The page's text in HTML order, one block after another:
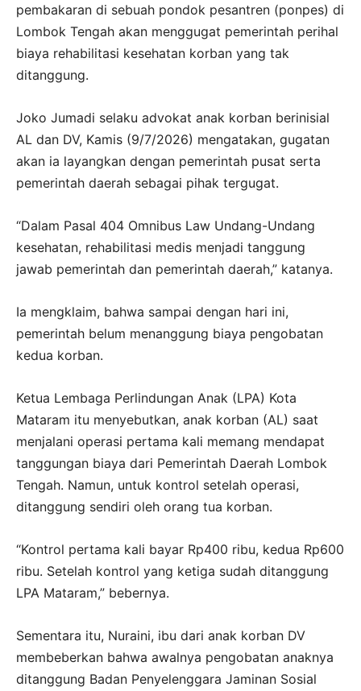
pembakaran di sebuah pondok pesantren (ponpes) di
Lombok Tengah akan menggugat pemerintah perihal
biaya rehabilitasi kesehatan korban yang tak
ditanggung.
Joko Jumadi selaku advokat anak korban berinisial
AL dan DV, Kamis (9/7/2026) mengatakan, gugatan
akan ia layangkan dengan pemerintah pusat serta
pemerintah daerah sebagai pihak tergugat.
“Dalam Pasal 404 Omnibus Law Undang-Undang
kesehatan, rehabilitasi medis menjadi tanggung
jawab pemerintah dan pemerintah daerah,” katanya.
Ia mengklaim, bahwa sampai dengan hari ini,
pemerintah belum menanggung biaya pengobatan
kedua korban.
Ketua Lembaga Perlindungan Anak (LPA) Kota
Mataram itu menyebutkan, anak korban (AL) saat
menjalani operasi pertama kali memang mendapat
tanggungan biaya dari Pemerintah Daerah Lombok
Tengah. Namun, untuk kontrol setelah operasi,
ditanggung sendiri oleh orang tua korban.
“Kontrol pertama kali bayar Rp400 ribu, kedua Rp600
ribu. Setelah kontrol yang ketiga sudah ditanggung
LPA Mataram,” bebernya.
Sementara itu, Nuraini, ibu dari anak korban DV
membeberkan bahwa awalnya pengobatan anaknya
ditanggung Badan Penyelenggara Jaminan Sosial